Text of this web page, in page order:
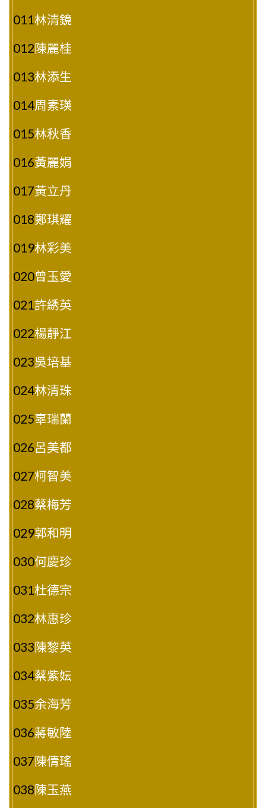
011林清鏡
012陳麗桂
013林添生
014周素瑛
015林秋香
016黃麗娟
017黃立丹
018鄭琪耀
019林彩美
020曾玉愛
021許綉英
022楊靜江
023吳培基
024林清珠
025辜瑞蘭
026呂美都
027柯智美
028蔡梅芳
029郭和明
030何慶珍
031杜德宗
032林惠珍
033陳黎英
034蔡紫妘
035余海芳
036蔣敏陸
037陳倩瑤
038陳玉燕